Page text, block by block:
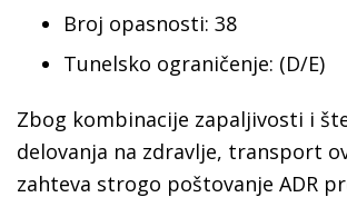
Broj opasnosti: 38
Tunelsko ograničenje: (D/E)
Zbog kombinacije zapaljivosti i
delovanja na zdravlje, transport
zahteva strogo poštovanje ADR